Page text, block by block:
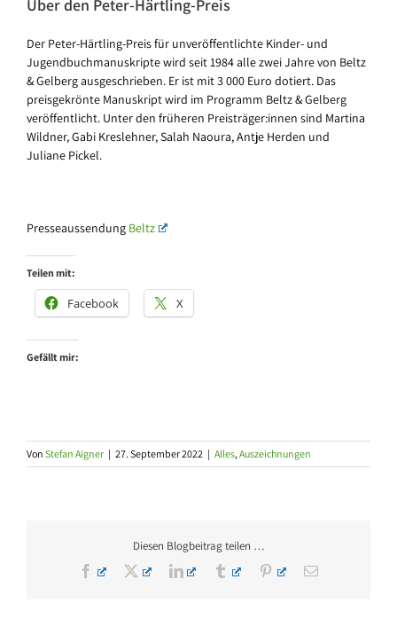
Über den Peter-Härtling-Preis
Der Peter-Härtling-Preis für unveröffentlichte Kinder- und
Jugendbuchmanuskripte wird seit 1984 alle zwei Jahre von Beltz
& Gelberg ausgeschrieben. Er ist mit 3 000 Euro dotiert. Das
preisgekrönte Manuskript wird im Programm Beltz & Gelberg
veröffentlicht. Unter den früheren Preisträger:innen sind Martina
Wildner, Gabi Kreslehner, Salah Naoura, Antje Herden und
Juliane Pickel.
Presseaussendung Beltz
Teilen mit:
Facebook X
Gefällt mir:
Von Stefan Aigner | 27. September 2022 | Alles,Auszeichnungen
Diesen Blogbeitrag teilen …
Facebook
X LinkedInTumblr PinterestE-